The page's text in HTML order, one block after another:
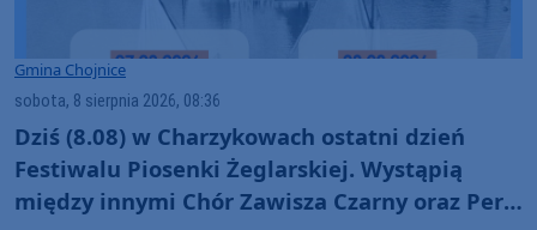
Gmina Chojnice
sobota, 8 sierpnia 2026, 08:36
Dziś (8.08) w Charzykowach ostatni dzień
Festiwalu Piosenki Żeglarskiej. Wystąpią
między innymi Chór Zawisza Czarny oraz Perły